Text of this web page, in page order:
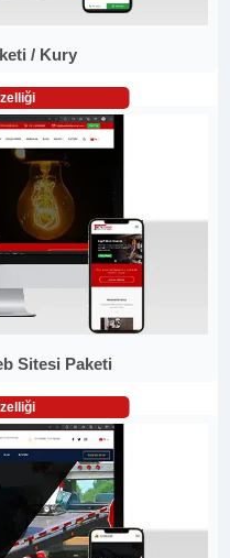
/ Kury
Sitesi Paketi